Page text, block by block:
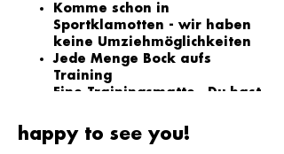
Komme schon in
Sportklamotten - wir haben
keine Umziehmöglichkeiten
Jede Menge Bock aufs
Training
Eine Trainingsmatte. Du hast
unserem Shop vorbei
(https://www.morningworkou
happy to see you!